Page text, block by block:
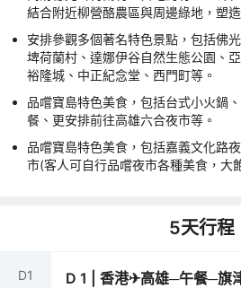
結合附近柳營酪農區與周邊綠地，塑
安排參觀多個著名特色景點，包括佛
埤荷蘭村、達娜伊谷自然生態公園、
裕隆城、中正紀念堂、西門町等。
品嚐寶島特色美食，包括台式小火鍋
餐、更安排前往高雄六合夜市等。
品嚐寶島特色美食，包括嘉義文化路
市(客人可自行品嚐夜市各種美食，大
5天行程
D1 D1 |香港✈高雄─午餐─旗